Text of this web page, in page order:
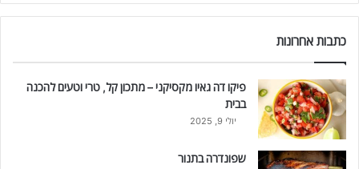
כתבות אחרונות
פיקו דה גאיו מקסיקני – מתכון קל, טרי וטעים להכנה
בבית
יולי 9, 2025
שפונדרה בתנור